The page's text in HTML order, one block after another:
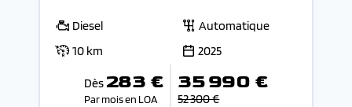
Diesel
Automatique
10 km
2025
Dès 283 €
Par mois en LOA
35 990 €
52 300 €